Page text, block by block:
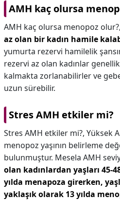
AMH kaç olursa
AMH kaç olursa menopoz olur?,
az olan bir kadın hamile
yumurta rezervi hamilelik
rezervi az olan kadınlar
kalmakta zorlanabilirler ve
uzun sürebilir.
Stres AMH etkiler mi?
Stres AMH etkiler mi?, Yüksek
menopoz yaşının belirleme
bulunmuştur. Mesela AMH
olan kadınlardan yaşları 45-
yılda menapoza girerken,
yaklaşık olarak 13 yılda